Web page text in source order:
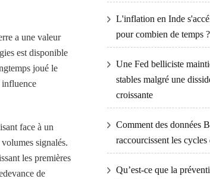
a une valeur
est disponible
joué le
influence
face à un
signalés.
les premières
de
L'inflation en Inde
pour combien de temps ?
Une Fed belliciste
stables malgré une
croissante
Comment des données
raccourcissent les cycles
Qu’est-ce que la